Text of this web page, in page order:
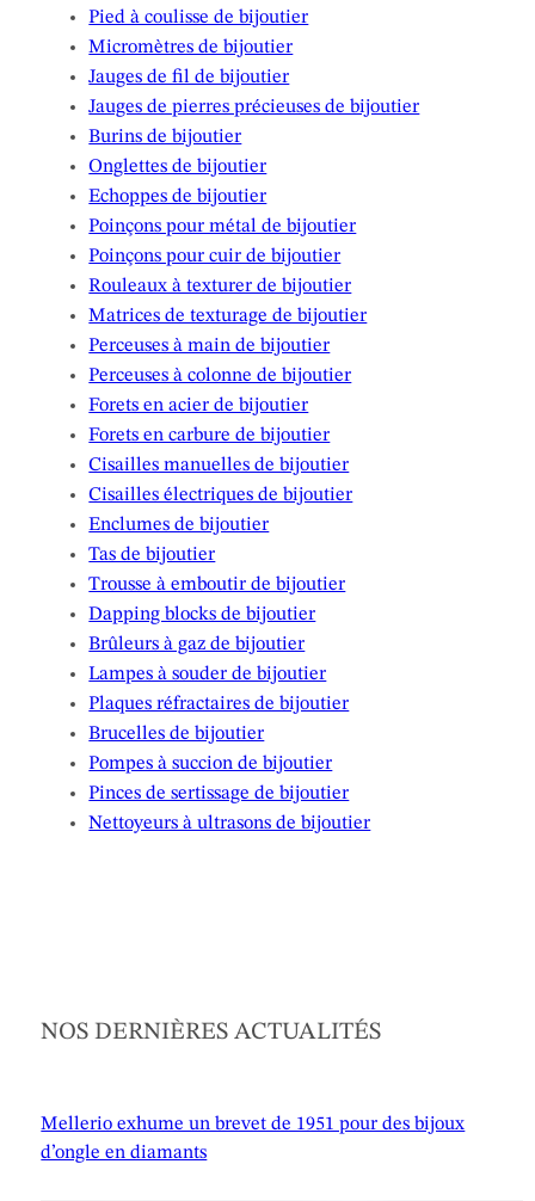
Pied à coulisse de bijoutier
Micromètres de bijoutier
Jauges de fil de bijoutier
Jauges de pierres précieuses de bijoutier
Burins de bijoutier
Onglettes de bijoutier
Echoppes de bijoutier
Poinçons pour métal de bijoutier
Poinçons pour cuir de bijoutier
Rouleaux à texturer de bijoutier
Matrices de texturage de bijoutier
Perceuses à main de bijoutier
Perceuses à colonne de bijoutier
Forets en acier de bijoutier
Forets en carbure de bijoutier
Cisailles manuelles de bijoutier
Cisailles électriques de bijoutier
Enclumes de bijoutier
Tas de bijoutier
Trousse à emboutir de bijoutier
Dapping blocks de bijoutier
Brûleurs à gaz de bijoutier
Lampes à souder de bijoutier
Plaques réfractaires de bijoutier
Brucelles de bijoutier
Pompes à succion de bijoutier
Pinces de sertissage de bijoutier
Nettoyeurs à ultrasons de bijoutier
NOS DERNIÈRES ACTUALITÉS
Mellerio exhume un brevet de 1951 pour des bijoux
d’ongle en diamants